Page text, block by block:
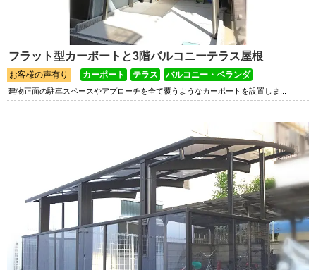
フラット型カーポートと3階バルコニーテラス屋根
お客様の声有り カーポート テラス バルコニー・ベランダ
建物正面の駐車スペースやアプローチを全て覆うようなカーポートを設置しま...